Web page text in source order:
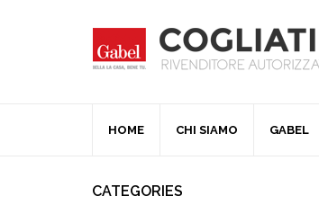
HOME CHI SIAMO GABEL
CATEGORIES